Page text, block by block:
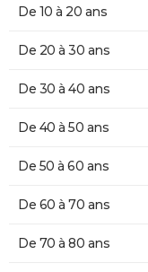
De 10 à 20 ans
De 20 à 30 ans
De 30 à 40 ans
De 40 à 50 ans
De 50 à 60 ans
De 60 à 70 ans
De 70 à 80 ans